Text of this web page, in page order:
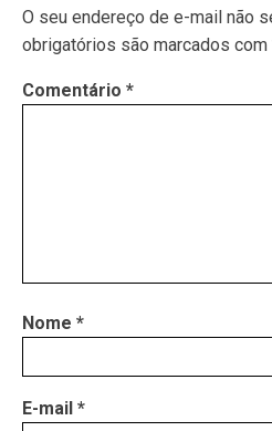
O seu endereço de e-mail não
obrigatórios são marcados com
Comentário *
Nome *
E-mail *